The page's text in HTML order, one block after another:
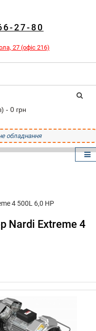
27-80
27 (офіс 216)
- 0 грн
обладнання
4 500L 6,0 HP
Nardi Extreme 4